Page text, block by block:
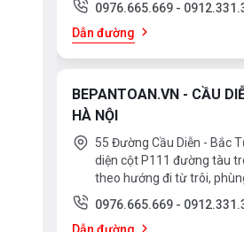
năng giữ nhiệt
giữ ấm lâu hơn,
4. Nắp kính
Cả 3 nồi đều
trào. Kính trong
0976.665.669 -
Dẫn đường
BEPANTOAN.VN - CẦU
HÀ NỘI
55 Đường Cầu Diễn - Bắc
diện cột P111 đường tàu
theo hướng đi từ trôi,
0976.665.669 -
Dẫn đường